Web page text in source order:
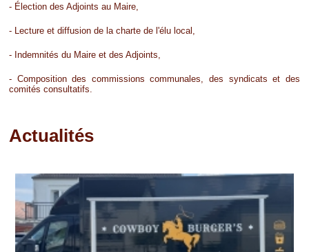
- Élection des Adjoints au Maire,
- Lecture et diffusion de la charte de l'élu local,
- Indemnités du Maire et des Adjoints,
- Composition des commissions communales, des syndicats et des
comités consultatifs.
Actualités
Pages